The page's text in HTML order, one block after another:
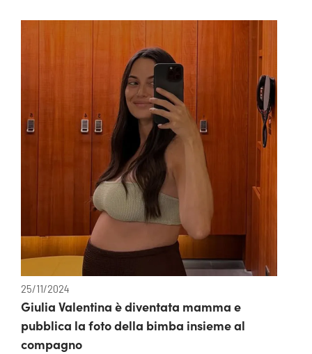
25/11/2024
Giulia Valentina è diventata mamma e
pubblica la foto della bimba insieme al
compagno